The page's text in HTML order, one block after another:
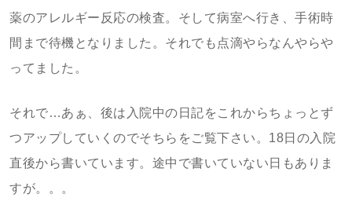
薬のアレルギー反応の検査。そして病室へ行き、手術時
間まで待機となりました。それでも点滴やらなんやらや
ってました。
それで…あぁ、後は入院中の日記をこれからちょっとず
つアップしていくのでそちらをご覧下さい。18日の入院
直後から書いています。途中で書いていない日もありま
すが。。。